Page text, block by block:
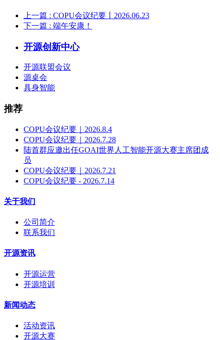
上一篇 : COPU会议纪要丨2026.06.23
下一篇 : 端午安康！
开源创新中心
开源联盟会议
源桌会
具身智能
推荐
COPU会议纪要｜2026.8.4
COPU会议纪要｜2026.7.28
陆首群应邀出任GOAI世界人工智能开源大赛主席团成
员
COPU会议纪要｜2026.7.21
COPU会议纪要 - 2026.7.14
关于我们
公司简介
联系我们
开源资讯
开源运营
开源培训
新闻动态
活动资讯
开源大赛